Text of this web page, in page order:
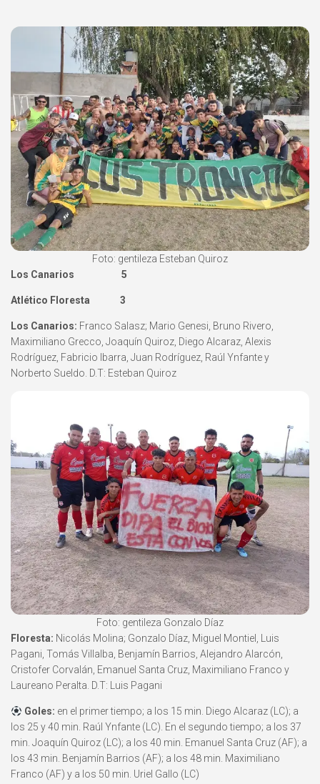
Foto: gentileza Esteban Quiroz
Los Canarios 5
Atlético Floresta 3
Los Canarios: Franco Salasz; Mario Genesi, Bruno Rivero,
Maximiliano Grecco, Joaquín Quiroz, Diego Alcaraz, Alexis
Rodríguez, Fabricio Ibarra, Juan Rodríguez, Raúl Ynfante y
Norberto Sueldo. D.T: Esteban Quiroz
Foto: gentileza Gonzalo Díaz
Floresta: Nicolás Molina; Gonzalo Díaz, Miguel Montiel, Luis
Pagani, Tomás Villalba, Benjamín Barrios, Alejandro Alarcón,
Cristofer Corvalán, Emanuel Santa Cruz, Maximiliano Franco y
Laureano Peralta. D.T: Luis Pagani
Goles: en el primer tiempo; a los 15 min. Diego Alcaraz (LC); a
los 25 y 40 min. Raúl Ynfante (LC). En el segundo tiempo; a los 37
min. Joaquín Quiroz (LC); a los 40 min. Emanuel Santa Cruz (AF); a
los 43 min. Benjamín Barrios (AF); a los 48 min. Maximiliano
Franco (AF) y a los 50 min. Uriel Gallo (LC)